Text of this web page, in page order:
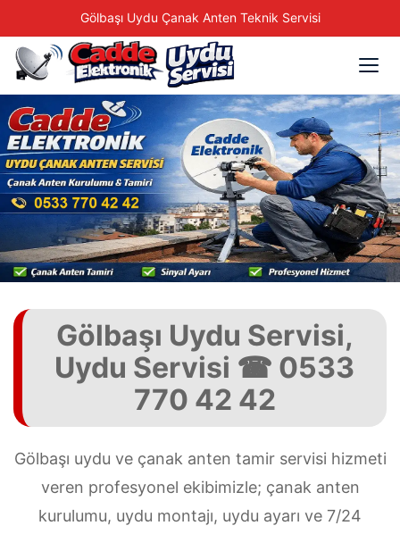
Gölbaşı Uydu Çanak Anten Teknik Servisi
Gölbaşı Uydu Servisi,
Uydu Servisi ☎ 0533
770 42 42
Gölbaşı uydu ve çanak anten tamir servisi hizmeti
veren profesyonel ekibimizle; çanak anten
kurulumu, uydu montajı, uydu ayarı ve 7/24